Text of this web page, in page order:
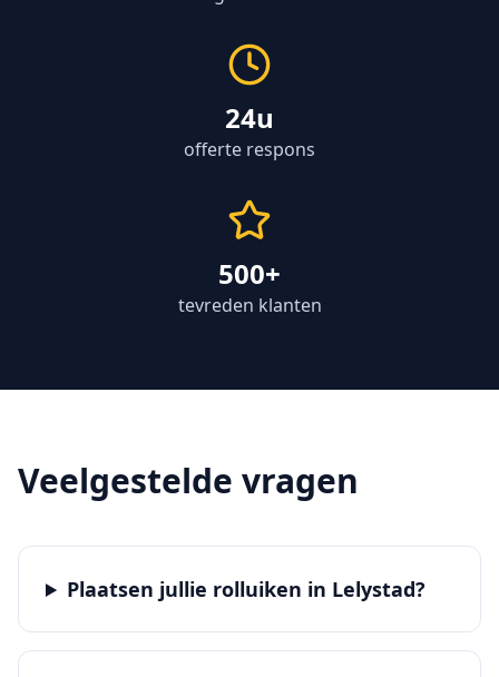
24u
offerte respons
500+
tevreden klanten
Veelgestelde vragen
Plaatsen jullie rolluiken in Lelystad?